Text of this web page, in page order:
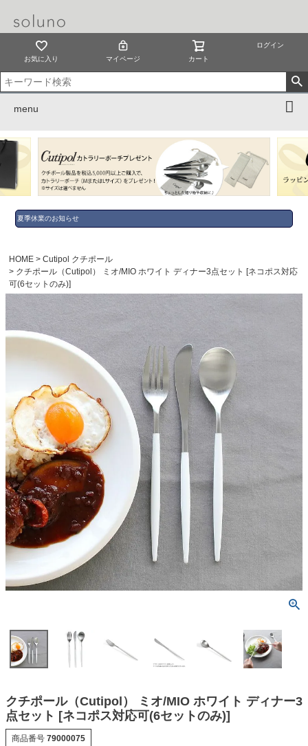
お気に入り マイページ カート
ログイン
menu
夏季休業のお知らせ
HOME
Cutipol クチポール
クチポール（Cutipol） ミオ/MIO ホワイト ディナー3点セット [ネコポス対応
可(6セットのみ)]
クチポール（Cutipol） ミオ/MIO ホワイト ディナー3
点セット [ネコポス対応可(6セットのみ)]
商品番号 79000075